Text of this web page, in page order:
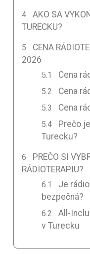
AKO SA
TURECKU?
CENA
2026
Cena
Cena
Cena
Prečo
Turecku?
PREČO SI
RÁDIOTERAPIU?
Je
bezpečná?
All-
v Turecku